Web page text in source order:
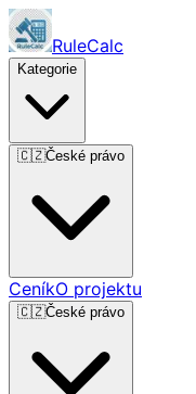
RuleCalc
Kategorie
🇨🇿České právo
CeníkO projektu
🇨🇿České právo